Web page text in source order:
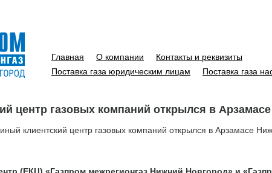
Главная О компании
Контакты и реквизиты
Поставка газа юридическим лицам
Поставка газа
центр газовых компаний открылся в
клиентский центр газовых компаний открылся в Арзамасе